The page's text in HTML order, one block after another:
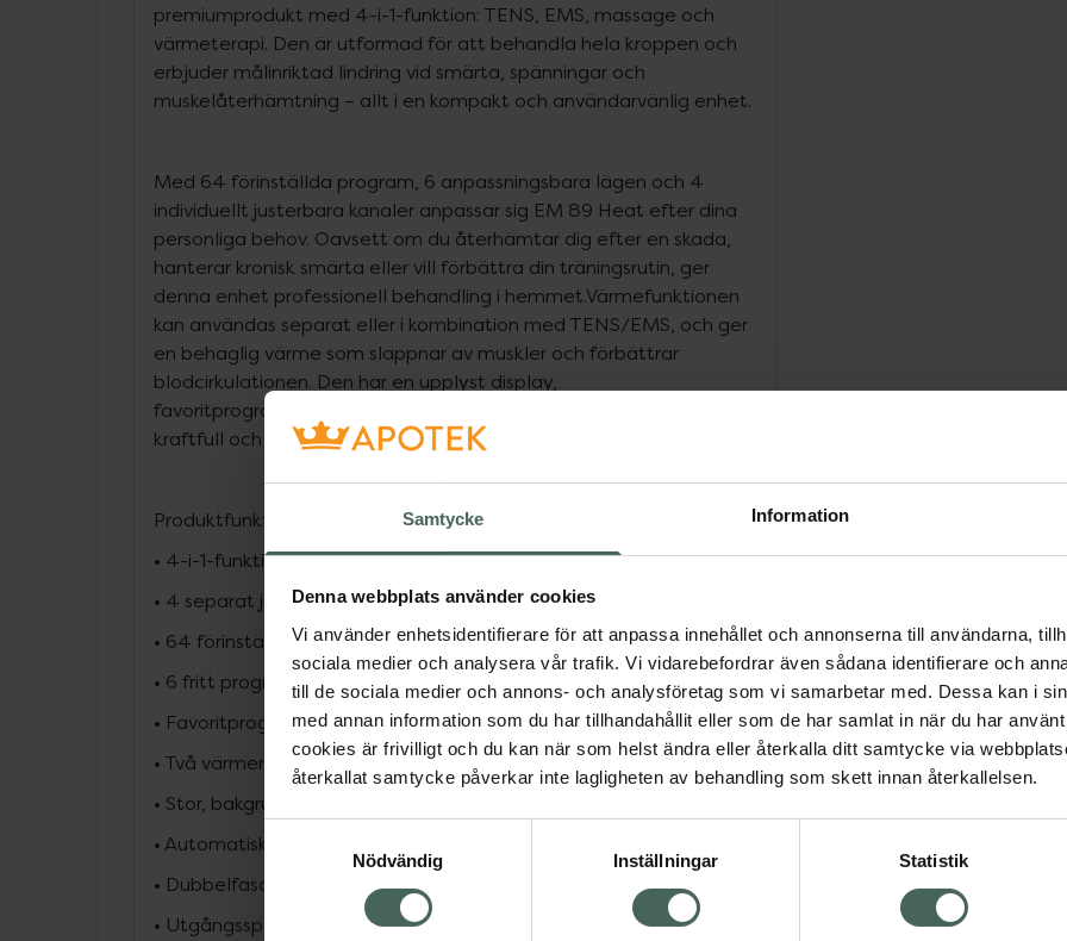
Samtycke Information
Denna webbplats använder cookies
Vi använder enhetsidentifierare för att anpassa innehållet och annonserna till användarna,
sociala medier och analysera vår trafik. Vi vidarebefordrar även sådana identifierare och
till de sociala medier och annons- och analysföretag som vi samarbetar med. Dessa kan i
med annan information som du har tillhandahållit eller som de har samlat in när du har
cookies är frivilligt och du kan när som helst ändra eller återkalla ditt samtycke via
återkallat samtycke påverkar inte lagligheten av behandling som skett innan återkallelsen.
Nödvändig
Inställningar Statistik
premiumprodukt med 4-i-1-funktion: TENS, EMS, massage och
värmeterapi. Den är utformad för att behandla hela kroppen och
erbjuder målinriktad lindring vid smärta, spänningar och
muskelåterhämtning – allt i en kompakt och användarvänlig enhet.
Med 64 förinställda program, 6 anpassningsbara lägen och 4
individuellt justerbara kanaler anpassar sig EM 89 Heat efter dina
personliga behov. Oavsett om du återhämtar dig efter en skada,
hanterar kronisk smärta eller vill förbättra din träningsrutin, ger
denna enhet professionell behandling i hemmet.Värmefunktionen
kan användas separat eller i kombination med TENS/EMS, och ger
en behaglig värme som slappnar av muskler och förbättrar
blodcirkulationen. Den har en upplyst display,
favoritprogramfunktion och ett uppladdningsbart litiumjonbatteri –
kraftfull och praktisk på samma gång.
Produktfunktioner:
• 4-i-1-funktion: TENS, EMS, massage och värme
• 4 separat justerbara kanaler med 8 självhäftande elektroder
• 64 förinställda program inom TENS, EMS och massage
• 6 fritt programmerbara lägen (frekvens, pulslängd, på-/av-tid)
• Favoritprogramfunktion för snabb åtkomst
• Två värmenivåer för extra komfort
• Stor, bakgrundsbelyst och lättläst display
• Automatisk säkerhetsavstängning
• Dubbelfasade fyrkantspulser
• Utgångsspänning: max. 100 Vpp (500 Ohm belastning)